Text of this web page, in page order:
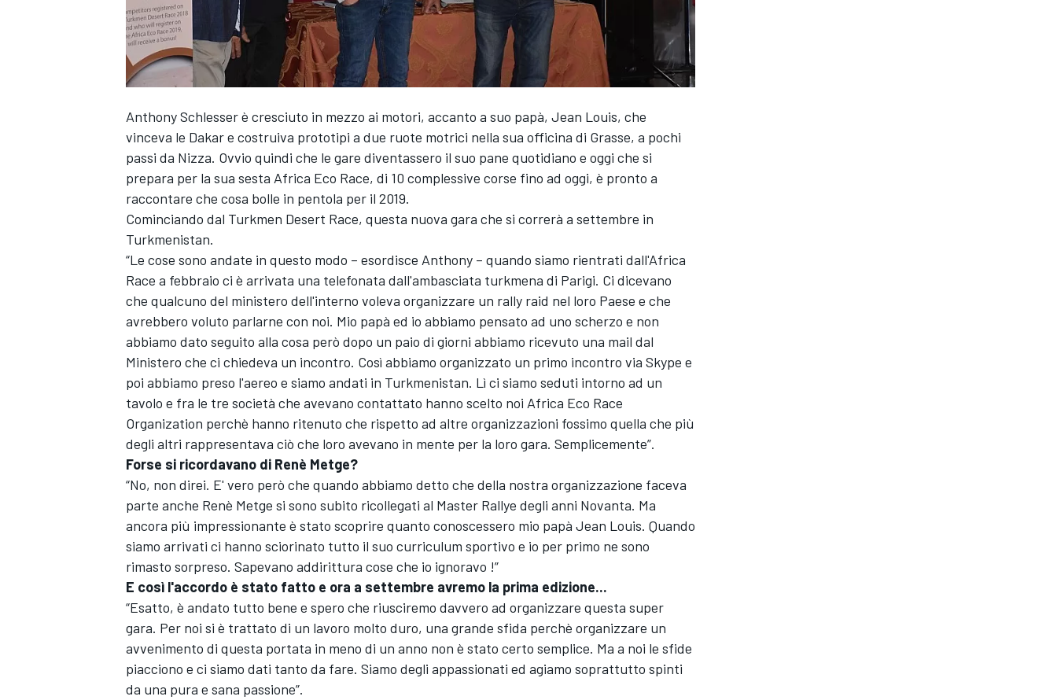
MONOPOSTO
Anthony Schlesser è cresciuto in mezzo ai motori, accanto a suo papà, Jean Louis, che
vinceva le Dakar e costruiva prototipi a due ruote motrici nella sua officina di Grasse, a pochi
passi da Nizza. Ovvio quindi che le gare diventassero il suo pane quotidiano e oggi che si
prepara per la sua sesta Africa Eco Race, di 10 complessive corse fino ad oggi, è pronto a
raccontare che cosa bolle in pentola per il 2019.
Cominciando dal Turkmen Desert Race, questa nuova gara che si correrà a settembre in
Turkmenistan.
“Le cose sono andate in questo modo – esordisce Anthony – quando siamo rientrati dall'Africa
Race a febbraio ci è arrivata una telefonata dall'ambasciata turkmena di Parigi. Ci dicevano
che qualcuno del ministero dell'interno voleva organizzare un rally raid nel loro Paese e che
avrebbero voluto parlarne con noi. Mio papà ed io abbiamo pensato ad uno scherzo e non
abbiamo dato seguito alla cosa però dopo un paio di giorni abbiamo ricevuto una mail dal
Ministero che ci chiedeva un incontro. Così abbiamo organizzato un primo incontro via Skype e
poi abbiamo preso l'aereo e siamo andati in Turkmenistan. Lì ci siamo seduti intorno ad un
tavolo e fra le tre società che avevano contattato hanno scelto noi Africa Eco Race
Organization perchè hanno ritenuto che rispetto ad altre organizzazioni fossimo quella che più
degli altri rappresentava ciò che loro avevano in mente per la loro gara. Semplicemente”.
Forse si ricordavano di Renè Metge?
“No, non direi. E' vero però che quando abbiamo detto che della nostra organizzazione faceva
parte anche Renè Metge si sono subito ricollegati al Master Rallye degli anni Novanta. Ma
ancora più impressionante è stato scoprire quanto conoscessero mio papà Jean Louis. Quando
siamo arrivati ci hanno sciorinato tutto il suo curriculum sportivo e io per primo ne sono
rimasto sorpreso. Sapevano addirittura cose che io ignoravo !”
E così l'accordo è stato fatto e ora a settembre avremo la prima edizione...
“Esatto, è andato tutto bene e spero che riusciremo davvero ad organizzare questa super
gara. Per noi si è trattato di un lavoro molto duro, una grande sfida perchè organizzare un
avvenimento di questa portata in meno di un anno non è stato certo semplice. Ma a noi le sfide
piacciono e ci siamo dati tanto da fare. Siamo degli appassionati ed agiamo soprattutto spinti
da una pura e sana passione”.